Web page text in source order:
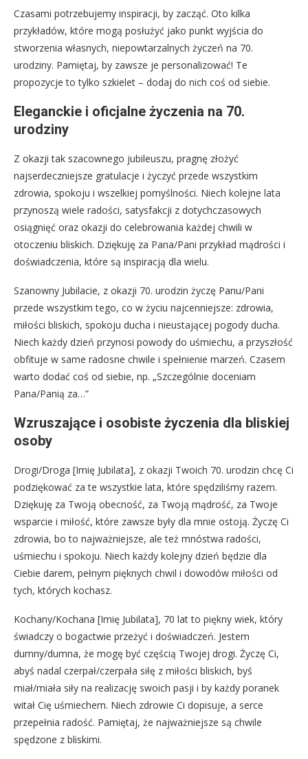
Czasami potrzebujemy inspiracji, by zacząć. Oto kilka
przykładów, które mogą posłużyć jako punkt wyjścia do
stworzenia własnych, niepowtarzalnych życzeń na 70.
urodziny. Pamiętaj, by zawsze je personalizować! Te
propozycje to tylko szkielet – dodaj do nich coś od siebie.
Eleganckie i oficjalne życzenia na 70.
urodziny
Z okazji tak szacownego jubileuszu, pragnę złożyć
najserdeczniejsze gratulacje i życzyć przede wszystkim
zdrowia, spokoju i wszelkiej pomyślności. Niech kolejne lata
przynoszą wiele radości, satysfakcji z dotychczasowych
osiągnięć oraz okazji do celebrowania każdej chwili w
otoczeniu bliskich. Dziękuję za Pana/Pani przykład mądrości i
doświadczenia, które są inspiracją dla wielu.
Szanowny Jubilacie, z okazji 70. urodzin życzę Panu/Pani
przede wszystkim tego, co w życiu najcenniejsze: zdrowia,
miłości bliskich, spokoju ducha i nieustającej pogody ducha.
Niech każdy dzień przynosi powody do uśmiechu, a przyszłość
obfituje w same radosne chwile i spełnienie marzeń. Czasem
warto dodać coś od siebie, np. „Szczególnie doceniam
Pana/Panią za…”
Wzruszające i osobiste życzenia dla bliskiej
osoby
Drogi/Droga [Imię Jubilata], z okazji Twoich 70. urodzin chcę Ci
podziękować za te wszystkie lata, które spędziliśmy razem.
Dziękuję za Twoją obecność, za Twoją mądrość, za Twoje
wsparcie i miłość, które zawsze były dla mnie ostoją. Życzę Ci
zdrowia, bo to najważniejsze, ale też mnóstwa radości,
uśmiechu i spokoju. Niech każdy kolejny dzień będzie dla
Ciebie darem, pełnym pięknych chwil i dowodów miłości od
tych, których kochasz.
Kochany/Kochana [Imię Jubilata], 70 lat to piękny wiek, który
świadczy o bogactwie przeżyć i doświadczeń. Jestem
dumny/dumna, że mogę być częścią Twojej drogi. Życzę Ci,
abyś nadal czerpał/czerpała siłę z miłości bliskich, byś
miał/miała siły na realizację swoich pasji i by każdy poranek
witał Cię uśmiechem. Niech zdrowie Ci dopisuje, a serce
przepełnia radość. Pamiętaj, że najważniejsze są chwile
spędzone z bliskimi.